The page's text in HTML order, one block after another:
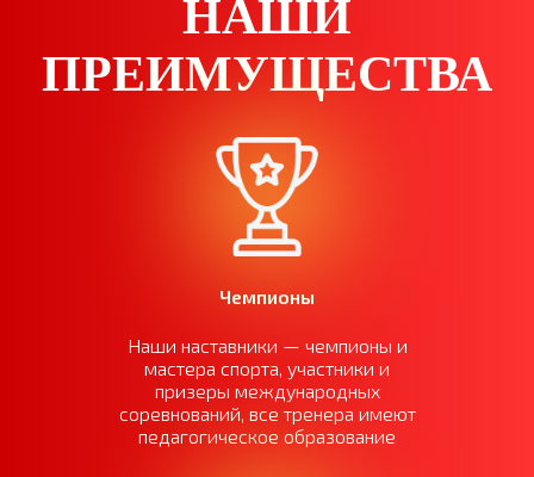
НАШИ
ПРЕИМУЩЕСТВА
Чемпионы
Наши наставники — чемпионы и
мастера спорта, участники и
призеры международных
соревнований, все тренера имеют
педагогическое образование